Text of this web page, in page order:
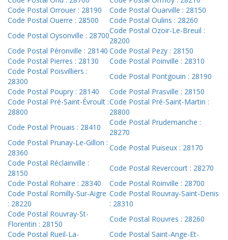
Code Postal Orrouer : 28190
Code Postal Ouarville : 28150
Code Postal Ouerre : 28500
Code Postal Oulins : 28260
Code Postal Oysonville : 28700
Code Postal Ozoir-Le-Breuil :
28200
Code Postal Péronville : 28140 Code Postal Pezy : 28150
Code Postal Pierres : 28130
Code Postal Poinville : 28310
Code Postal Poisvilliers :
28300
Code Postal Pontgouin : 28190
Code Postal Poupry : 28140
Code Postal Prasville : 28150
Code Postal Pré-Saint-Évroult :
28800
Code Postal Pré-Saint-Martin :
28800
Code Postal Prouais : 28410
Code Postal Prudemanche :
28270
Code Postal Prunay-Le-Gillon :
28360
Code Postal Puiseux : 28170
Code Postal Réclainville :
28150
Code Postal Revercourt : 28270
Code Postal Rohaire : 28340
Code Postal Roinville : 28700
Code Postal Romilly-Sur-Aigre
: 28220
Code Postal Rouvray-Saint-Denis
: 28310
Code Postal Rouvray-St-
Florentin : 28150
Code Postal Rouvres : 28260
Code Postal Rueil-La-
Code Postal Saint-Ange-Et-